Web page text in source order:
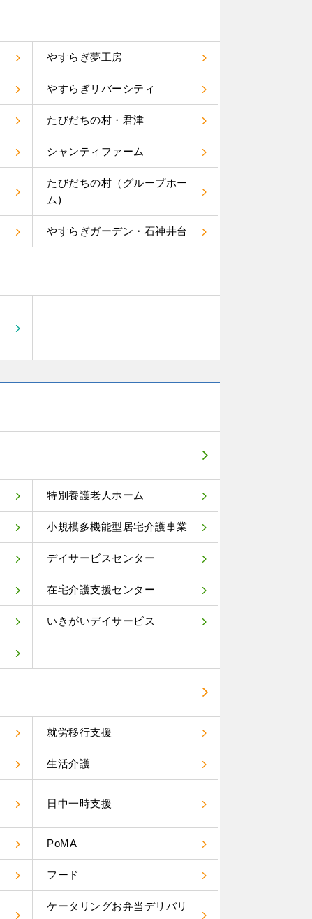
やすらぎ夢工房
やすらぎリバーシティ
たびだちの村・君津
シャンティファーム
たびだちの村（グループホー
ム)
やすらぎガーデン・石神井台
特別養護老人ホーム
小規模多機能型居宅介護事業
デイサービスセンター
在宅介護支援センター
いきがいデイサービス
就労移行支援
生活介護
日中一時支援
PoMA
フード
ケータリングお弁当デリバリ